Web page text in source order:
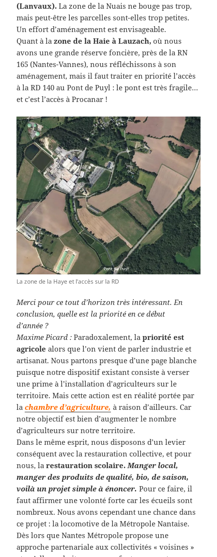
(Lanvaux). La zone de la Nuais ne bouge pas trop,
mais peut-être les parcelles sont-elles trop petites.
Un effort d’aménagement est envisageable.
Quant à lazone de la Haie à Lauzach, où nous
avons une grande réserve foncière, près de la RN
165 (Nantes-Vannes), nous réfléchissons à son
aménagement, mais il faut traiter en priorité l’accès
à la RD 140 au Pont de Puyl : le pont est très fragile…
et c’est l’accès à Procanar !
La zone de la Haye et l’accès sur la RD
Merci pour ce tout d’horizon très intéressant. En
conclusion, quelle est la priorité en ce début
d’année ?
Maxime Picard : Paradoxalement, lapriorité est
agricole alors que l’on vient de parler industrie et
artisanat. Nous partons presque d’une page blanche
puisque notre dispositif existant consiste à verser
une prime à l’installation d’agriculteurs sur le
territoire. Mais cette action est en réalité portée par
lachambre d’agriculture, à raison d’ailleurs. Car
notre objectif est bien d’augmenter le nombre
d’agriculteurs sur notre territoire.
Dans le même esprit, nous disposons d’un levier
conséquent avec la restauration collective, et pour
nous, larestauration scolaire. Manger local,
manger des produits de qualité, bio, de saison,
voilà un projet simple à énoncer. Pour ce faire, il
faut affirmer une volonté forte car les écueils sont
nombreux. Nous avons cependant une chance dans
ce projet : la locomotive de la Métropole Nantaise.
Dès lors que Nantes Métropole propose une
approche partenariale aux collectivités « voisines »